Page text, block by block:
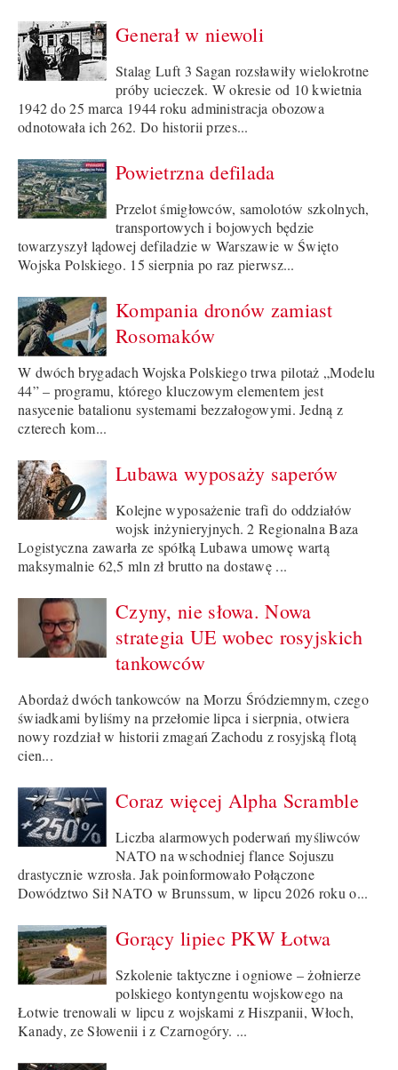
Generał w niewoli
Stalag Luft 3 Sagan rozsławiły wielokrotne
próby ucieczek. W okresie od 10 kwietnia
1942 do 25 marca 1944 roku administracja obozowa
odnotowała ich 262. Do historii przes...
Powietrzna defilada
Przelot śmigłowców, samolotów szkolnych,
transportowych i bojowych będzie
towarzyszył lądowej defiladzie w Warszawie w Święto
Wojska Polskiego. 15 sierpnia po raz pierwsz...
Kompania dronów zamiast
Rosomaków
W dwóch brygadach Wojska Polskiego trwa pilotaż „Modelu
44” – programu, którego kluczowym elementem jest
nasycenie batalionu systemami bezzałogowymi. Jedną z
czterech kom...
Lubawa wyposaży saperów
Kolejne wyposażenie trafi do oddziałów
wojsk inżynieryjnych. 2 Regionalna Baza
Logistyczna zawarła ze spółką Lubawa umowę wartą
maksymalnie 62,5 mln zł brutto na dostawę ...
Czyny, nie słowa. Nowa
strategia UE wobec rosyjskich
tankowców
Abordaż dwóch tankowców na Morzu Śródziemnym, czego
świadkami byliśmy na przełomie lipca i sierpnia, otwiera
nowy rozdział w historii zmagań Zachodu z rosyjską flotą
cien...
Coraz więcej Alpha Scramble
Liczba alarmowych poderwań myśliwców
NATO na wschodniej flance Sojuszu
drastycznie wzrosła. Jak poinformowało Połączone
Dowództwo Sił NATO w Brunssum, w lipcu 2026 roku o...
Gorący lipiec PKW Łotwa
Szkolenie taktyczne i ogniowe – żołnierze
polskiego kontyngentu wojskowego na
Łotwie trenowali w lipcu z wojskami z Hiszpanii, Włoch,
Kanady, ze Słowenii i z Czarnogóry. ...